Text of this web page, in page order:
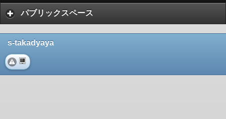
パブリックスペース
s-takadyaya